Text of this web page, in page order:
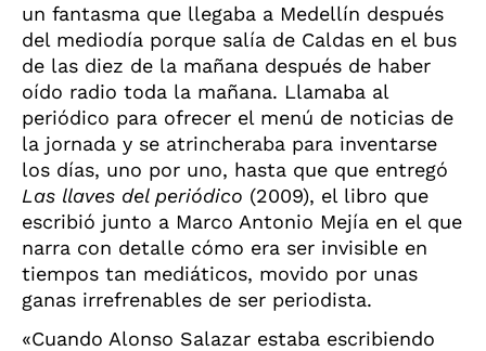
un fantasma que llegaba a Medellín después
del mediodía porque salía de Caldas en el bus
de las diez de la mañana después de haber
oído radio toda la mañana. Llamaba al
periódico para ofrecer el menú de noticias de
la jornada y se atrincheraba para inventarse
los días, uno por uno, hasta que que entregó
Las llaves del periódico (2009), el libro que
escribió junto a Marco Antonio Mejía en el que
narra con detalle cómo era ser invisible en
tiempos tan mediáticos, movido por unas
ganas irrefrenables de ser periodista.
«Cuando Alonso Salazar estaba escribiendo